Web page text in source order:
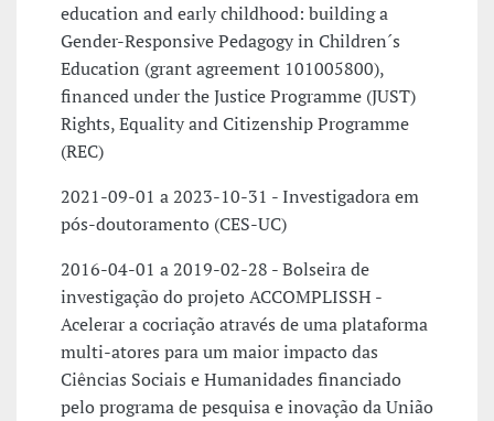
education and early childhood: building a
Gender-Responsive Pedagogy in Children´s
Education (grant agreement 101005800),
financed under the Justice Programme (JUST)
Rights, Equality and Citizenship Programme
(REC)
2021-09-01 a 2023-10-31 - Investigadora em
pós-doutoramento (CES-UC)
2016-04-01 a 2019-02-28 - Bolseira de
investigação do projeto ACCOMPLISSH -
Acelerar a cocriação através de uma plataforma
multi-atores para um maior impacto das
Ciências Sociais e Humanidades financiado
pelo programa de pesquisa e inovação da União